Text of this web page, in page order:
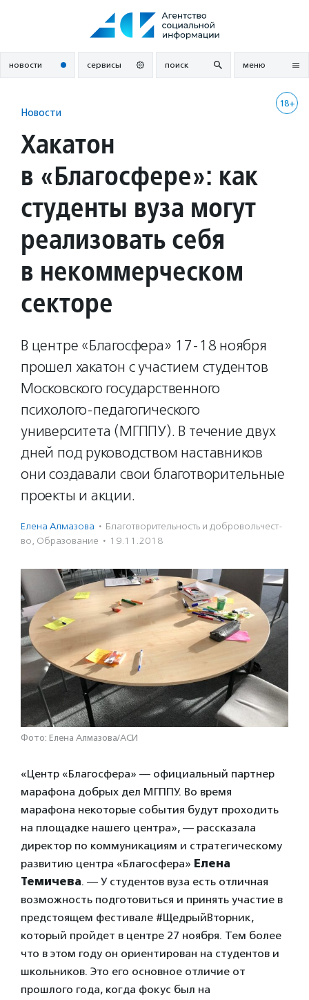
новости сервисы поиск меню
18+
Новости
Хакатон
в «Благосфере»: как
студенты вуза могут
реализовать себя
в некоммерческом
секторе
В центре «Благосфера» 17-18 ноября
прошел хакатон с участием студентов
Московского государственного
психолого-педагогического
университета (МГППУ). В течение двух
дней под руководством наставников
они создавали свои благотворительные
проекты и акции.
Елена Алмазова · Благотвори­тель­ность и доброволь­чест­
во, Образование · 19.11.2018
Фото: Елена Алмазова/АСИ
«Центр «Благосфера» — официальный партнер
марафона добрых дел МГППУ. Во время
марафона некоторые события будут проходить
на площадке нашего центра», — рассказала
директор по коммуникациям и стратегическому
развитию центра «Благосфера» Елена
Темичева. — У студентов вуза есть отличная
возможность подготовиться и принять участие в
предстоящем фестивале #ЩедрыйВторник,
который пройдет в центре 27 ноября. Тем более
что в этом году он ориентирован на студентов и
школьников. Это его основное отличие от
прошлого года, когда фокус был на